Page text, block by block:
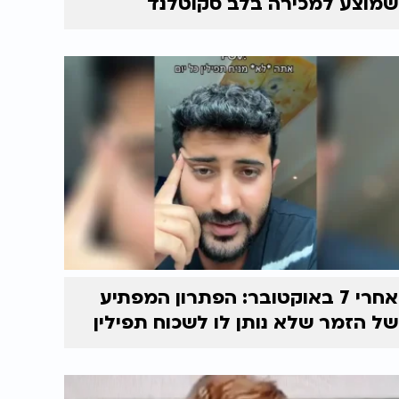
אחרי 7 באוקטובר: הפתרון המפתיע
של הזמר שלא נותן לו לשכוח תפילין